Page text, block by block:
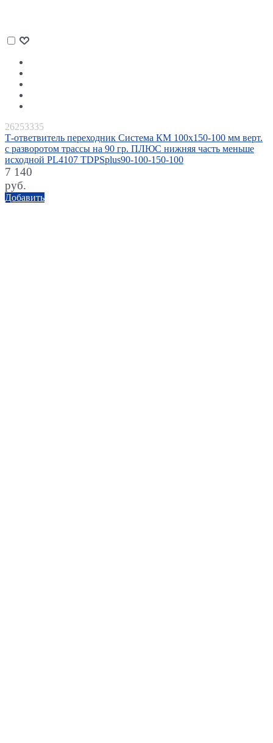
26253335
Т-ответвитель переходник Система КМ 100х150-100 мм верт.
c разворотом трассы на 90 гр. ПЛЮС нижняя часть меньше
исходной PL4107 TDPSplus90-100-150-100
7 140
руб.
Добавить